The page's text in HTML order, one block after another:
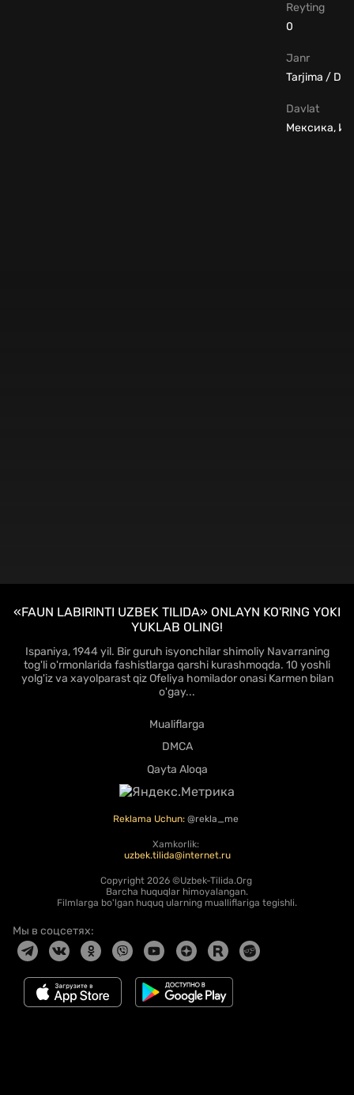
Janr
Tarjima /
Davlat
Мексика,
Reyting
0
«FAUN LABIRINTI UZBEK TILIDA» ONLAYN KO'RING YOKI
YUKLAB OLING!
Ispaniya, 1944 yil. Bir guruh isyonchilar shimoliy Navarraning
tog'li o'rmonlarida fashistlarga qarshi kurashmoqda. 10 yoshli
yolg'iz va xayolparast qiz Ofeliya homilador onasi Karmen bilan
o'gay...
Mualiflarga
DMCA
Qayta Aloqa
Reklama Uchun: @rekla_me
Xamkorlik:
uzbek.tilida@internet.ru
Copyright 2026 ©Uzbek-Tilida.Org
Barcha huquqlar himoyalangan.
Filmlarga bo'lgan huquq ularning mualliflariga tegishli.
Мы в соцсетях: